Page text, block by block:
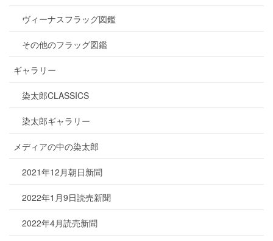
ヴィーナスフラッグ図鑑
その他のフラッグ図鑑
ギャラリー
染太郎CLASSICS
染太郎ギャラリー
メディアの中の染太郎
2021年12月朝日新聞
2022年1月9日読売新聞
2022年4月読売新聞